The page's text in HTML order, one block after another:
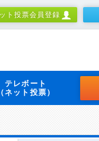
ト投票会員登録
テレボート
ネット投票）